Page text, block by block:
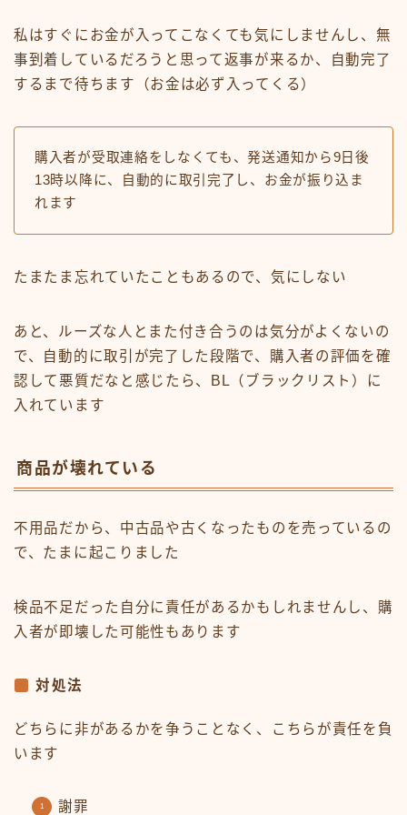
私はすぐにお金が入ってこなくても気にしませんし、無
事到着しているだろうと思って返事が来るか、自動完了
するまで待ちます（お金は必ず入ってくる）
購入者が受取連絡をしなくても、発送通知から9日後
13時以降に、自動的に取引完了し、お金が振り込ま
れます
たまたま忘れていたこともあるので、気にしない
あと、ルーズな人とまた付き合うのは気分がよくないの
で、自動的に取引が完了した段階で、購入者の評価を確
認して悪質だなと感じたら、BL（ブラックリスト）に
入れています
商品が壊れている
不用品だから、中古品や古くなったものを売っているの
で、たまに起こりました
検品不足だった自分に責任があるかもしれませんし、購
入者が即壊した可能性もあります
対処法
どちらに非があるかを争うことなく、こちらが責任を負
います
謝罪